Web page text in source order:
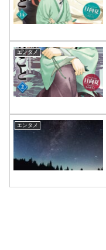
エンタメ
エンタメ